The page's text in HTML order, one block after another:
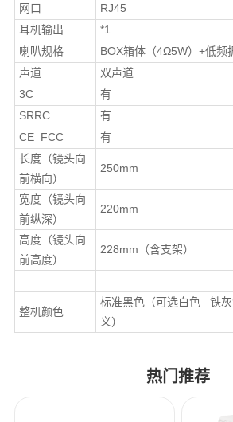
网口
RJ45
耳机输出
*1
喇叭规格
BOX箱体（4Ω5W）+低频
声道
双声道
3C
有
SRRC
有
CE FCC
有
长度（镜头向
前横向）
250mm
宽度（镜头向
前纵深）
220mm
高度（镜头向
前高度）
228mm（含支架）
整机颜色
标准黑色（可选白色 铁
义）
热门推荐